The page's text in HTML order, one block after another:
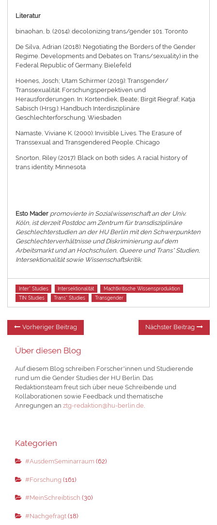
Literatur
binaohan, b. (2014): decolonizing trans/gender 101. Toronto
De Silva, Adrian (2018): Negotiating the Borders of the Gender
Regime. Developments and Debates on Trans/sexuality) in the
Federal Republic of Germany. Bielefeld
Hoenes, Josch; Utam Schirmer (2019): Transgender/
Transsexualität. Forschungsperpektiven und
Herausforderungen. In: Kortendiek, Beate; Birgit Riegraf; Katja
Sabisch (Hrsg.): Handbuch Interdisziplinäre
Geschlechterforschung. Wiesbaden
Namaste, Viviane K. (2000): Invisible Lives. The Erasure of
Transsexual and Transgendered People. Chicago
Snorton, Riley (2017): Black on both sides. A racial history of
trans identity. Minnesota
Esto Mader promovierte in Sozialwissenschaft an der Univ.
Köln, ist derzeit Postdoc am Zentrum für transdisziplinäre
Geschlechterstudien an der HU Berlin mit den Schwerpunkten
Geschlechterverhältnisse und Diskriminierung auf dem
Arbeitsmarkt und an Hochschulen, Queere und Trans* Studien,
Intersektionalität sowie Wissenschaftskritik.
Tags
Inter* Studies Intersektionalität
Machtkritische Wissensproduktion
TIN Studies
Trans* Studies Transgender
Beitragsnavigation
Vorheriger Beitrag Nächster Beitrag
Über diesen Blog
Auf diesem Blog schreiben Forscher*innen und Studierende
rund um die Gender Studies der HU Berlin. Das
Redaktionsteam freut sich über neue Schreibende und
Kollaborationen sowie Feedback und thematische
Anregungen anztg-redaktion@hu-berlin.de.
Kategorien
#AusdemSeminarraum (62)
#Forschung (161)
#MeinSchreibtisch (30)
#Nachgefragt(18)